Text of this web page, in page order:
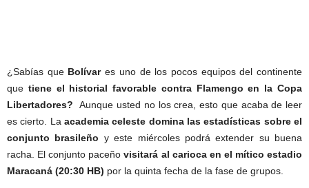
¿Sabías queBolívares uno de los pocos equipos del continente
que tiene el historial favorable contra Flamengo en la Copa
Libertadores?Aunque usted no los crea, esto que acaba de leer
es cierto. La academia celeste domina las estadísticas sobre el
conjunto brasileño y este miércoles podrá extender su buena
racha. El conjunto paceñovisitará al carioca en el mítico estadio
Maracaná (20:30 HB) por la quinta fecha de la fase de grupos.